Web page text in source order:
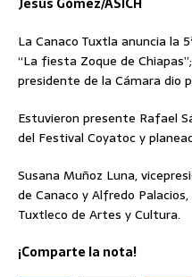
La Canaco Tuxtla anuncia la
“La fiesta Zoque de
presidente de la Cámara dio
Estuvieron presente Rafael
del Festival Coyatoc y
Susana Muñoz Luna,
de Canaco y Alfredo
Tuxtleco de Artes y Cultura.
¡Comparte la nota!